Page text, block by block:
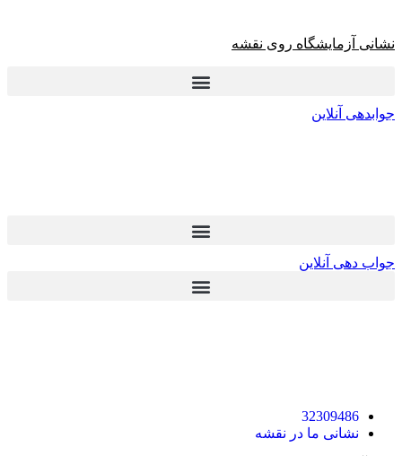
نشانی آزمایشگاه روی نقشه
جوابدهی آنلاین
جواب دهی آنلاین
32309486
نشانی ما در نقشه